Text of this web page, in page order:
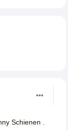
Schienen .